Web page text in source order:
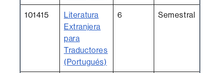
101415
Literatura
Extranjera
para
Traductores
(Portugués)
6 Semestral